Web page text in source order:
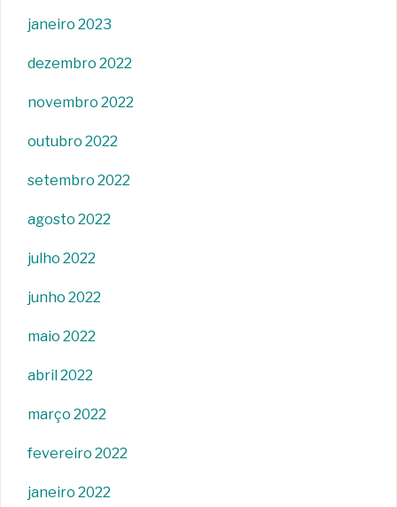
janeiro 2023
dezembro 2022
novembro 2022
outubro 2022
setembro 2022
agosto 2022
julho 2022
junho 2022
maio 2022
abril 2022
março 2022
fevereiro 2022
janeiro 2022